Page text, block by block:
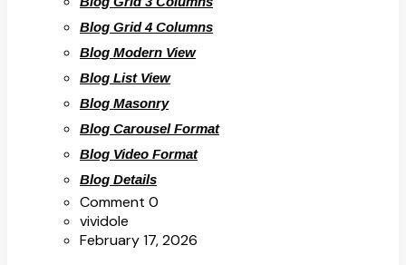
Blog Grid 4 Columns
Blog Modern View
Blog List View
Blog Masonry
Blog Carousel Format
Blog Video Format
Blog Details
Comment 0
vividole
February 17, 2026